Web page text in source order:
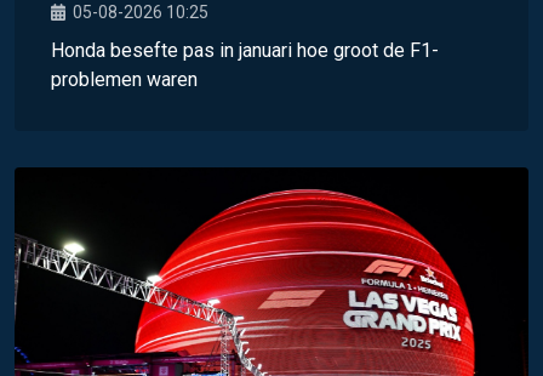
05-08-2026 10:25
Honda besefte pas in januari hoe groot de F1-
problemen waren